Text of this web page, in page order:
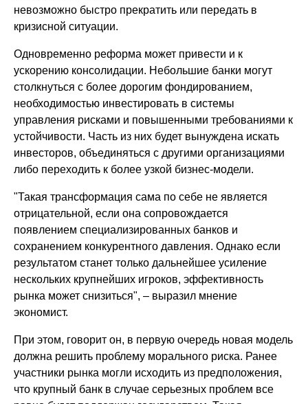
невозможно быстро прекратить или передать в
кризисной ситуации.
Одновременно реформа может привести и к
ускорению консолидации. Небольшие банки могут
столкнуться с более дорогим фондированием,
необходимостью инвестировать в системы
управления рисками и повышенными требованиями к
устойчивости. Часть из них будет вынуждена искать
инвесторов, объединяться с другими организациями
либо переходить к более узкой бизнес-модели.
"Такая трансформация сама по себе не является
отрицательной, если она сопровождается
появлением специализированных банков и
сохранением конкурентного давления. Однако если
результатом станет только дальнейшее усиление
нескольких крупнейших игроков, эффективность
рынка может снизиться", – выразил мнение
экономист.
При этом, говорит он, в первую очередь новая модель
должна решить проблему морального риска. Ранее
участники рынка могли исходить из предположения,
что крупный банк в случае серьезных проблем все